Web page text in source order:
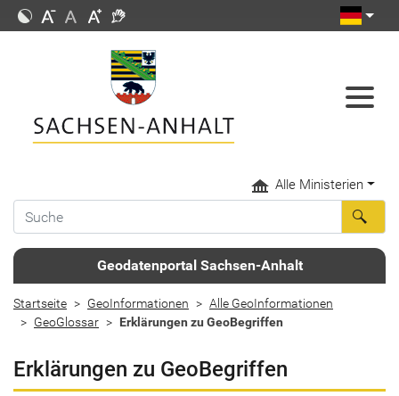
Alle Ministerien
Geodatenportal Sachsen-Anhalt
Startseite GeoInformationen
Alle GeoInformationen
GeoGlossar
Erklärungen zu GeoBegriffen
Erklärungen zu GeoBegriffen